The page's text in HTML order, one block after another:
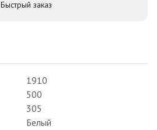
Быстрый заказ
1910
500
305
Белый